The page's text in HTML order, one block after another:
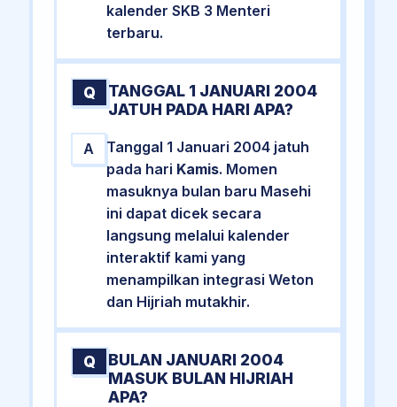
kalender SKB 3 Menteri
terbaru.
Q
TANGGAL 1 JANUARI 2004
JATUH PADA HARI APA?
A
Tanggal 1 Januari 2004 jatuh
pada hari Kamis. Momen
masuknya bulan baru Masehi
ini dapat dicek secara
langsung melalui kalender
interaktif kami yang
menampilkan integrasi Weton
dan Hijriah mutakhir.
Q
BULAN JANUARI 2004
MASUK BULAN HIJRIAH
APA?